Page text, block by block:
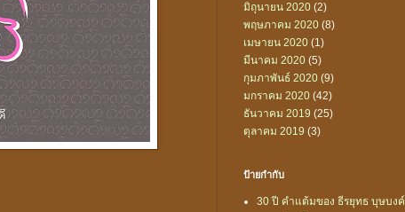
มิถุนายน 2020 (2)
พฤษภาคม 2020 (8)
เมษายน 2020 (1)
มีนาคม 2020 (5)
กุมภาพันธ์ 2020 (9)
มกราคม 2020 (42)
ธันวาคม 2019 (25)
ตุลาคม 2019 (3)
ป้ายกำกับ
30 ปี คำแต้มของ ธีรยุทธ บุษบงค์